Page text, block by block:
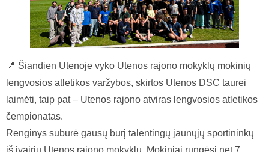
📍 Šiandien Utenoje vyko Utenos rajono mokyklų mokinių
lengvosios atletikos varžybos, skirtos Utenos DSC taurei
laimėti, taip pat – Utenos rajono atviras lengvosios atletikos
čempionatas.
Renginys subūrė gausų būrį talentingų jaunųjų sportininkų
iš įvairių Utenos rajono mokyklų. Mokiniai rungėsi net 7